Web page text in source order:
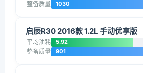
整备质量 1030
启辰R30 2016款 1.2L 手动优享版
平均油耗 5.92
整备质量 901